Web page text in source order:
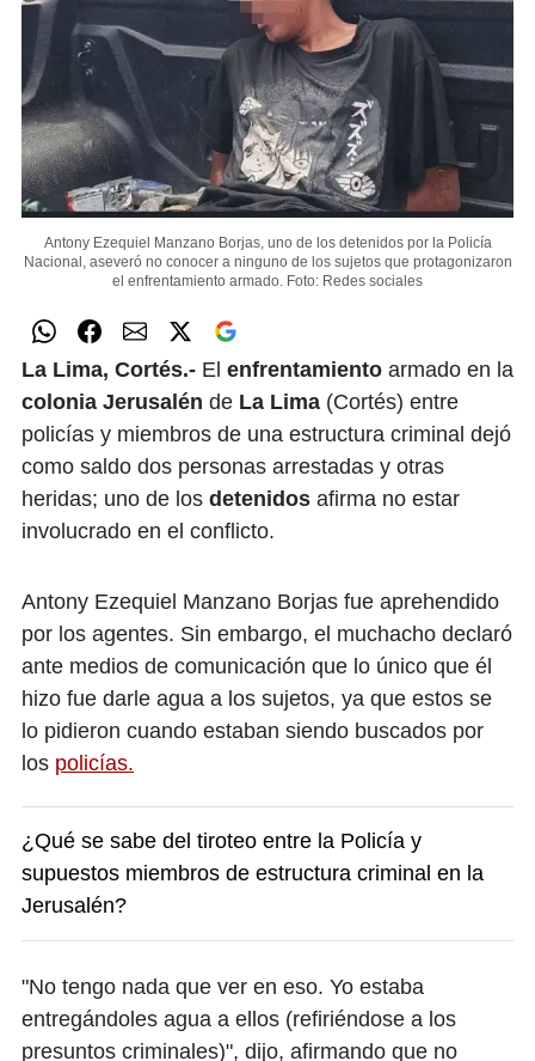
Antony Ezequiel Manzano Borjas, uno de los detenidos por la Policía
Nacional, aseveró no conocer a ninguno de los sujetos que protagonizaron
el enfrentamiento armado. Foto: Redes sociales
La Lima, Cortés.- El enfrentamiento armado en la
colonia Jerusalén de La Lima (Cortés) entre
policías y miembros de una estructura criminal dejó
como saldo dos personas arrestadas y otras
heridas; uno de los detenidos afirma no estar
involucrado en el conflicto.
Antony Ezequiel Manzano Borjas fue aprehendido
por los agentes. Sin embargo, el muchacho declaró
ante medios de comunicación que lo único que él
hizo fue darle agua a los sujetos, ya que estos se
lo pidieron cuando estaban siendo buscados por
los policías.
¿Qué se sabe del tiroteo entre la Policía y
supuestos miembros de estructura criminal en la
Jerusalén?
"No tengo nada que ver en eso. Yo estaba
entregándoles agua a ellos (refiriéndose a los
presuntos criminales)", dijo, afirmando que no